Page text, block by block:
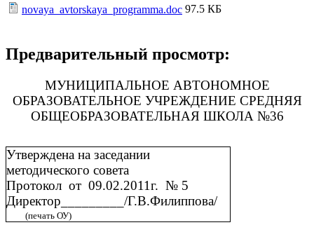
novaya_avtorskaya_programma.doc 97.5 КБ
Предварительный просмотр:
МУНИЦИПАЛЬНОЕ АВТОНОМНОЕ
ОБРАЗОВАТЕЛЬНОЕ УЧРЕЖДЕНИЕ СРЕДНЯЯ
ОБЩЕОБРАЗОВАТЕЛЬНАЯ ШКОЛА №36
Утверждена на заседании
методического совета
Протокол от 09.02.2011г. № 5
Директор_________/Г.В.Филиппова/
(печать ОУ)